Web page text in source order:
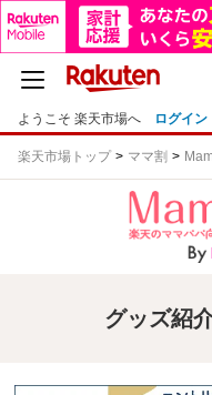
ようこそ 楽天市場へ ログイン
楽天市場トップ ママ割
グッズ紹